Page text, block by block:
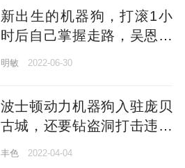
新出生的机器狗，打滚1小
时后自己掌握走路，吴恩达
明敏 2022-06-30
波士顿动力机器狗入驻庞贝
古城，还要钻盗洞打击违法
犯罪
丰色 2022-04-04